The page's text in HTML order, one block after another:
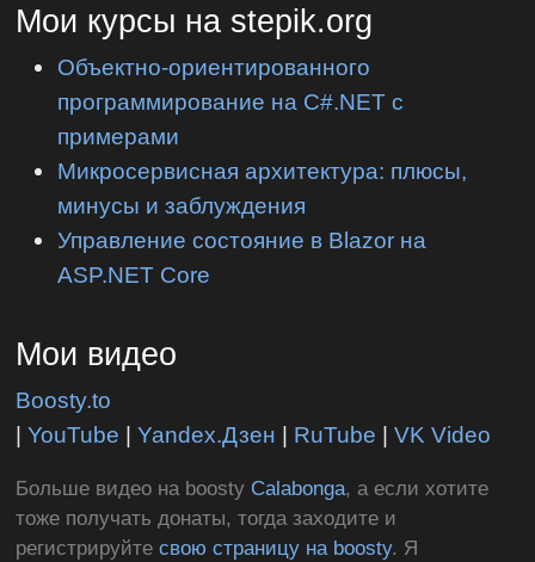
Мои курсы на stepik.org
Объектно-ориентированного
программирование на C#.NET с
примерами
Микросервисная архитектура: плюсы,
минусы и заблуждения
Управление состояние в Blazor на
ASP.NET Core
Мои видео
Boosty.to
|YouTube |Yandex.Дзен | RuTube |VK Video
Больше видео на boosty Calabonga, а если хотите
тоже получать донаты, тогда заходите и
регистрируйтесвою страницу на boosty. Я